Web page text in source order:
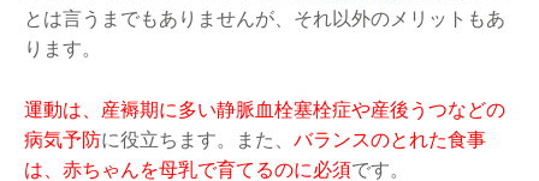
とは言うまでもありませんが、それ以外のメリットもあ
ります。
運動は、産褥期に多い静脈血栓塞栓症や産後うつなどの
病気予防に役立ちます。また、 バランスのとれた食事
は、赤ちゃんを母乳で育てるのに必須です。